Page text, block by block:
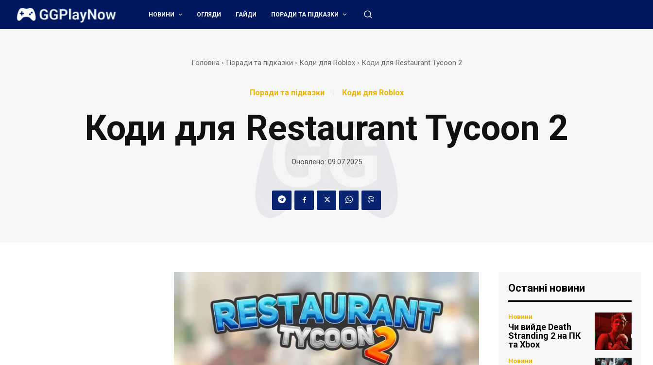
НОВИНИ ОГЛЯДИ ГАЙДИ ПОРАДИ ТА ПІДКАЗКИ
Головна Поради та підказки Коди для Roblox Коди для Restaurant Tycoon 2
Поради та підказки Коди для Roblox
Коди для Restaurant Tycoon 2
Оновлено: 09.07.2025
Останні новини
Новини
Чи вийде Death
Stranding 2 на ПК
та Xbox
Новини